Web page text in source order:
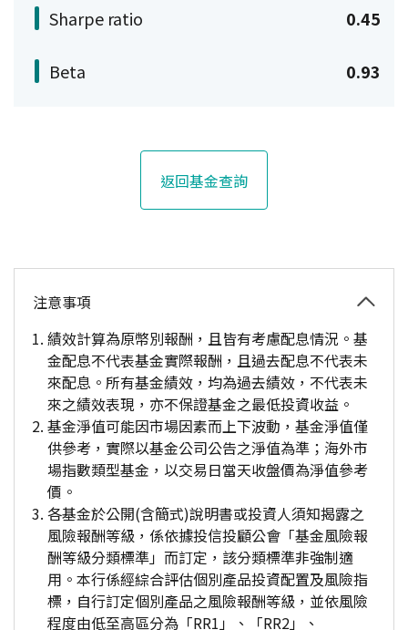
Sharpe ratio 0.45
Beta 0.93
返回基金查詢
注意事項
績效計算為原幣別報酬，且皆有考慮配息情況。基
金配息不代表基金實際報酬，且過去配息不代表未
來配息。所有基金績效，均為過去績效，不代表未
來之績效表現，亦不保證基金之最低投資收益。
基金淨值可能因市場因素而上下波動，基金淨值僅
供參考，實際以基金公司公告之淨值為準；海外市
場指數類型基金，以交易日當天收盤價為淨值參考
價。
各基金於公開(含簡式)說明書或投資人須知揭露之
風險報酬等級，係依據投信投顧公會「基金風險報
酬等級分類標準」而訂定，該分類標準非強制適
用。本行係經綜合評估個別產品投資配置及風險指
標，自行訂定個別產品之風險報酬等級，並依風險
程度由低至高區分為「RR1」、「RR2」、